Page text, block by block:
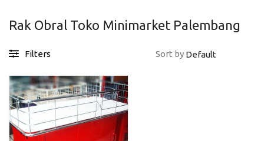
Rak Obral Toko Minimarket Palembang
Filters Sort by